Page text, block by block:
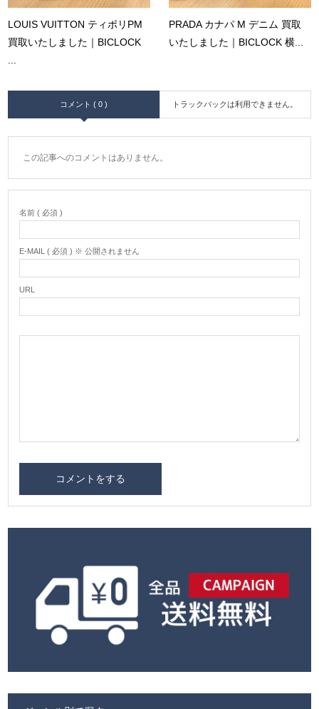
LOUIS VUITTON ティボリPM
買取いたしました｜BICLOCK
PRADA カナパ M デニム 買取
いたしました｜BICLOCK 横...
コメント ( 0 ) トラックバックは利用できません。
この記事へのコメントはありません。
名前 ( 必須 )
E-MAIL ( 必須 ) ※ 公開されません
URL